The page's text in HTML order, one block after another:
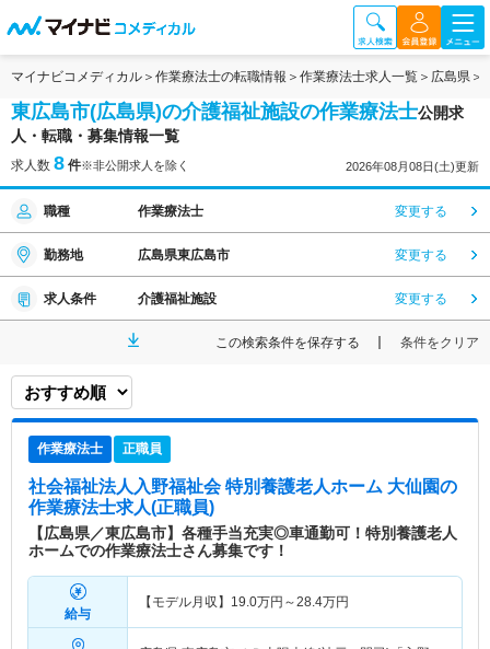
マイナビコメディカル 作業療法士の転職情報 作業療法士求人一覧 広島県
東広島市(広島県)の介護福祉施設の作業療法士公開求
人・転職・募集情報一覧
求人数 8 件※非公開求人を除く 2026年08月08日(土)更新
職種 作業療法士 変更する
勤務地 広島県東広島市 変更する
求人条件 介護福祉施設 変更する
この検索条件を保存する 条件をクリア
作業療法士 正職員
社会福祉法人入野福祉会 特別養護老人ホーム 大仙園の
作業療法士求人(正職員)
【広島県／東広島市】各種手当充実◎車通勤可！特別養護老人
ホームでの作業療法士さん募集です！
給与
【モデル月収】 19.0万円～28.4万円